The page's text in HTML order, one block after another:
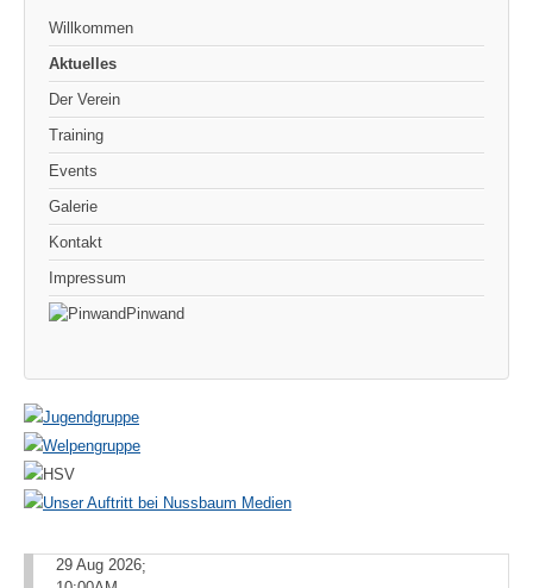
Willkommen
Aktuelles
Der Verein
Training
Events
Galerie
Kontakt
Impressum
Pinwand
29 Aug 2026;